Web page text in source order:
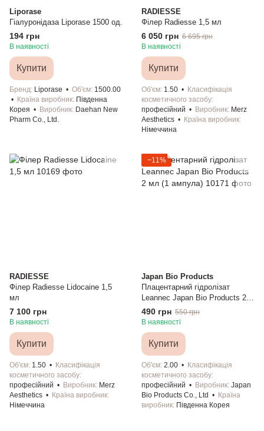
Liporase
Гіалуронідаза Liporase 1500 од.
194 грн
В наявності
Купити
Бренд Liporase Об'єм 1500.00
Країна виробник Південна
Корея
Виробник Daehan New
Pharm Co., Ltd.
RADIESSE
Філер Radiesse 1,5 мл
6 050 грн 6 695 грн
В наявності
Купити
Об'єм 1.50
Класифікація
косметичного засобу
професійний
Виробник Merz
Aesthetics
Країна виробник
Німеччина
RADIESSE
Філер Radiesse Lidocaine 1,5
мл
7 100 грн
В наявності
Купити
Об'єм 1.50
Класифікація
косметичного засобу
професійний
Виробник Merz
Aesthetics
Країна виробник
Німеччина
−11%
Japan Bio Products
Плацентарний гідролізат
Leannec Japan Bio Products 2
мл (1 ампула)
490 грн 550 грн
В наявності
Купити
Об'єм 2.00
Класифікація
косметичного засобу
професійний
Виробник Japan
Bio Products Co., Ltd
Країна
виробник Південна Корея